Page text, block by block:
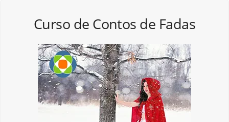
Curso de Contos de Fadas